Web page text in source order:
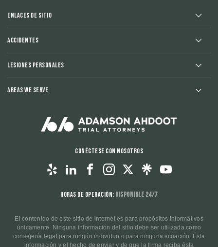
Enlaces de sitio
Accidentes
Lesiones Personales
Areas We Serve
Conéctese con nosotros
Horas de operación: Disponible 24/7
El contenido de este sitio de internet es para propósitos informativos
únicamente. Ninguna información del sitio debe ser utilizada como
consejería legal para ningún individuo o para ninguna situación. Ésta
información y el hecho de enviar y de que la firma reciba ésta